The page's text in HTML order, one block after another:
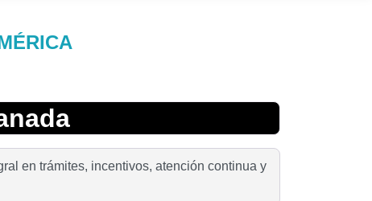
en trámites, incentivos, atención continua y